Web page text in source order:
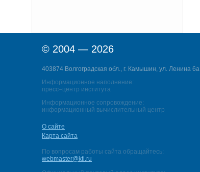
© 2004 — 2026
403874 Волгоградская обл., г. Камышин, ул. Ленина 6а
Информационное наполнение:
пресс–центр института
Информационное сопровождение:
информационный вычислительный центр
О сайте
Карта сайта
По вопросам работы сайта обращайтесь:
webmaster@kti.ru